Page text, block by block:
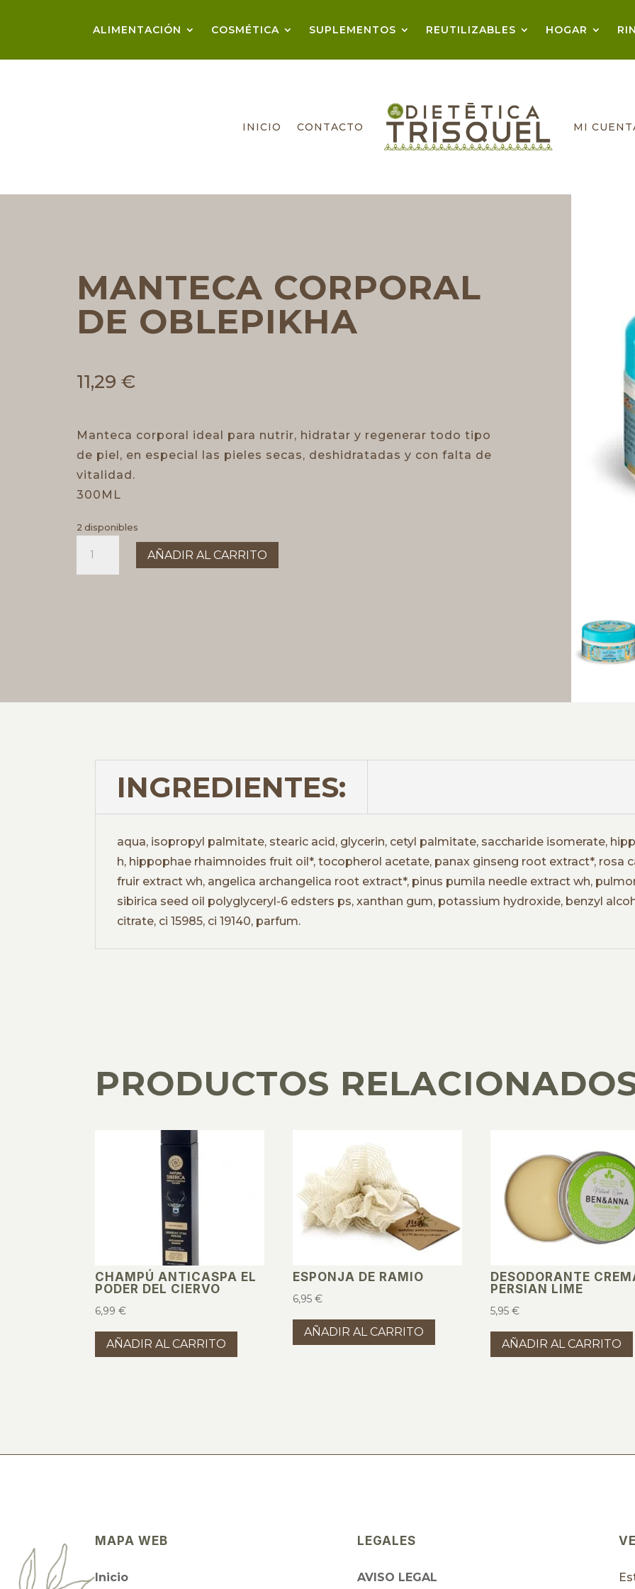
ALIMENTACIÓN COSMÉTICA SUPLEMENTOS REUTILIZABLES HOGAR
INICIO CONTACTO MI
MANTECA CORPORAL
DE OBLEPIKHA
11,29 €
Manteca corporal ideal para nutrir, hidratar y regenerar todo tipo
de piel, en especial las pieles secas, deshidratadas y con falta de
vitalidad.
300ML
2 disponibles
corporal
de
AÑADIR AL CARRITO
INGREDIENTES:
aqua, isopropyl palmitate, stearic acid, glycerin, cetyl palmitate, saccharide isomerate,
h, hippophae rhaimnoides fruit oil*, tocopherol acetate, panax ginseng root extract*, rosa
fruir extract wh, angelica archangelica root extract*, pinus pumila needle extract wh,
sibirica seed oil polyglyceryl-6 edsters ps, xanthan gum, potassium hydroxide, benzyl
citrate, ci 15985, ci 19140, parfum.
PRODUCTOS
CHAMPÚ ANTICASPA EL
PODER DEL CIERVO
6,99€
AÑADIR AL CARRITO
ESPONJA DE RAMIO
6,95€
AÑADIR AL CARRITO
DESODORANTE
PERSIAN LIME
5,95€
AÑADIR AL CARRITO
MAPA WEB
Inicio
LEGALES
AVISO LEGAL